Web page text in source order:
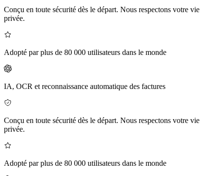
Conçu en toute sécurité dès le départ. Nous respectons votre vie
privée.
Adopté par plus de 80 000 utilisateurs dans le monde
IA, OCR et reconnaissance automatique des factures
Conçu en toute sécurité dès le départ. Nous respectons votre vie
privée.
Adopté par plus de 80 000 utilisateurs dans le monde